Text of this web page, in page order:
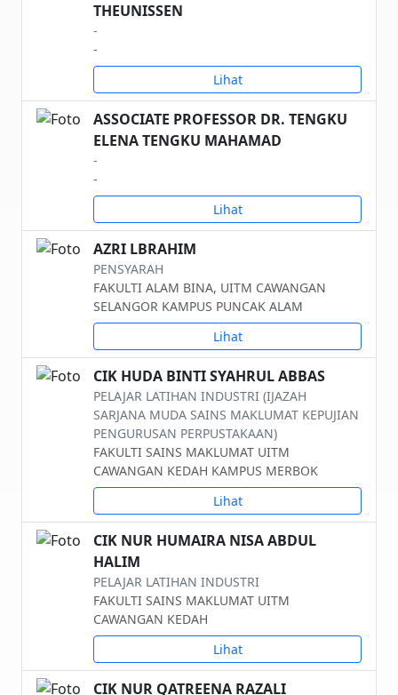
THEUNISSEN
-
-
Lihat
ASSOCIATE PROFESSOR DR. TENGKU
ELENA TENGKU MAHAMAD
-
-
Lihat
AZRI LBRAHIM
PENSYARAH
FAKULTI ALAM BINA, UITM CAWANGAN
SELANGOR KAMPUS PUNCAK ALAM
Lihat
CIK HUDA BINTI SYAHRUL ABBAS
PELAJAR LATIHAN INDUSTRI (IJAZAH
SARJANA MUDA SAINS MAKLUMAT KEPUJIAN
PENGURUSAN PERPUSTAKAAN)
FAKULTI SAINS MAKLUMAT UITM
CAWANGAN KEDAH KAMPUS MERBOK
Lihat
CIK NUR HUMAIRA NISA ABDUL
HALIM
PELAJAR LATIHAN INDUSTRI
FAKULTI SAINS MAKLUMAT UITM
CAWANGAN KEDAH
Lihat
CIK NUR QATREENA RAZALI